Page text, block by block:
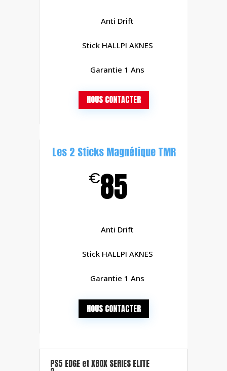
Anti Drift
Stick HALLPI AKNES
Garantie 1 Ans
NOUS CONTACTER
Les 2 Sticks Magnétique TMR
€85
Anti Drift
Stick HALLPI AKNES
Garantie 1 Ans
NOUS CONTACTER
PS5 EDGE et XBOX SERIES ELITE